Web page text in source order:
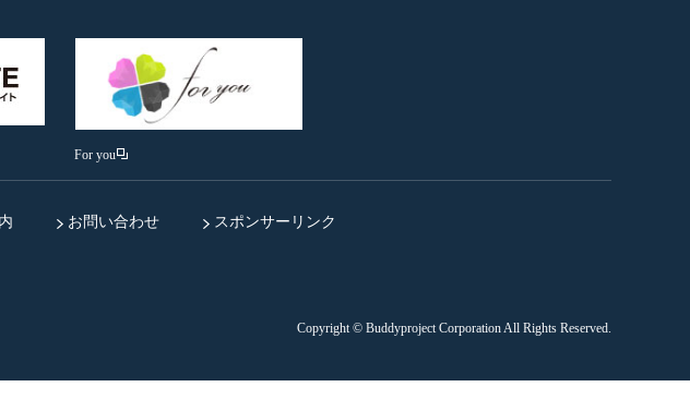
For you
お問い合わせ スポンサーリンク
Copyright © Buddyproject Corporation All Rights Reserved.